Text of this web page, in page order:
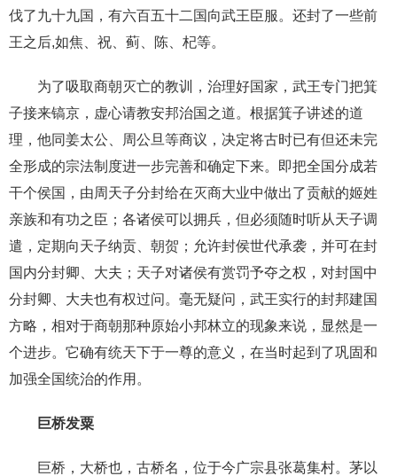
伐了九十九国，有六百五十二国向武王臣服。还封了一些前
王之后,如焦、祝、蓟、陈、杞等。
为了吸取商朝灭亡的教训，治理好国家，武王专门把箕
子接来镐京，虚心请教安邦治国之道。根据箕子讲述的道
理，他同姜太公、周公旦等商议，决定将古时已有但还未完
全形成的宗法制度进一步完善和确定下来。即把全国分成若
干个侯国，由周天子分封给在灭商大业中做出了贡献的姬姓
亲族和有功之臣；各诸侯可以拥兵，但必须随时听从天子调
遣，定期向天子纳贡、朝贺；允许封侯世代承袭，并可在封
国内分封卿、大夫；天子对诸侯有赏罚予夺之权，对封国中
分封卿、大夫也有权过问。毫无疑问，武王实行的封邦建国
方略，相对于商朝那种原始小邦林立的现象来说，显然是一
个进步。它确有统天下于一尊的意义，在当时起到了巩固和
加强全国统治的作用。
巨桥发粟
巨桥，大桥也，古桥名，位于今广宗县张葛集村。茅以